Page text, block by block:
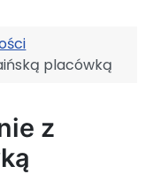
placówką
z